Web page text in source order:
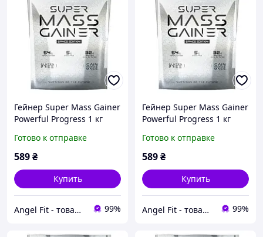
Гейнер Super Mass Gainer
Powerful Progress 1 кг
Готово к отправке
589₴
Купить
Angel Fit - товари для здоров'я, спорту та активного життя 99%
Гейнер Super Mass Gainer
Powerful Progress 1 кг
Готово к отправке
589₴
Купить
Angel Fit - товари для здоров'я, спорту та активного життя 99%